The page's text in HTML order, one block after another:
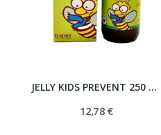
JELLY KIDS PREVENT 250 ML
12,78 €